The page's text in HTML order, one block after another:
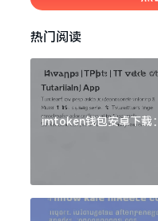
一
热门阅读
imtoken钱包安卓下载